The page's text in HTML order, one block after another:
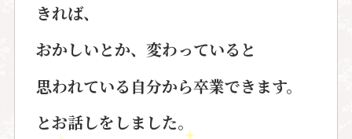
きれば、
おかしいとか、変わっていると
思われている自分から卒業できます。
とお話しをしました。